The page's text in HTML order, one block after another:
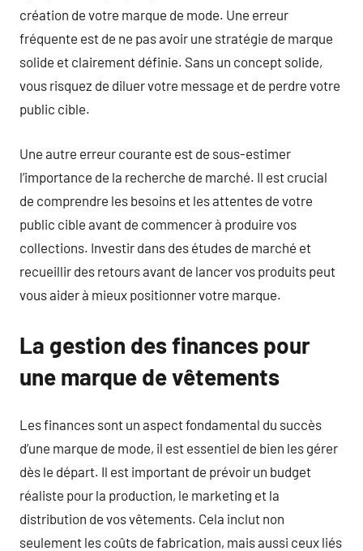
création de votre marque de mode. Une erreur
fréquente est de ne pas avoir une stratégie de marque
solide et clairement définie. Sans un concept solide,
vous risquez de diluer votre message et de perdre votre
public cible.
Une autre erreur courante est de sous-estimer
l’importance de la recherche de marché. Il est crucial
de comprendre les besoins et les attentes de votre
public cible avant de commencer à produire vos
collections. Investir dans des études de marché et
recueillir des retours avant de lancer vos produits peut
vous aider à mieux positionner votre marque.
La gestion des finances pour
une marque de vêtements
Les finances sont un aspect fondamental du succès
d’une marque de mode, il est essentiel de bien les gérer
dès le départ. Il est important de prévoir un budget
réaliste pour la production, le marketing et la
distribution de vos vêtements. Cela inclut non
seulement les coûts de fabrication, mais aussi ceux liés